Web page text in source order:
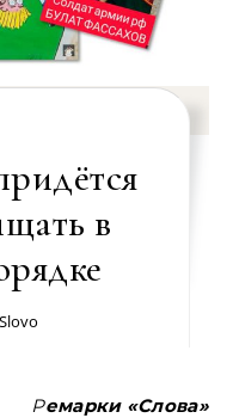
в
Slovo
Ремарки «Слова»